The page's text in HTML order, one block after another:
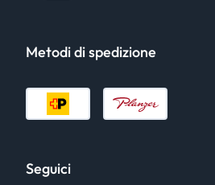
Metodi di spedizione
Seguici